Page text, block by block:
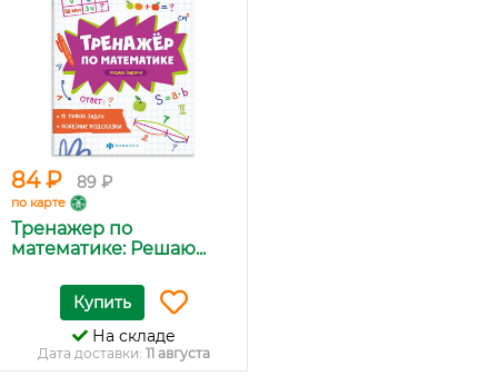
84 ₽ 89 ₽
по карте
Тренажер по
математике: Решаю...
Купить
На складе
Дата доставки: 11 августа